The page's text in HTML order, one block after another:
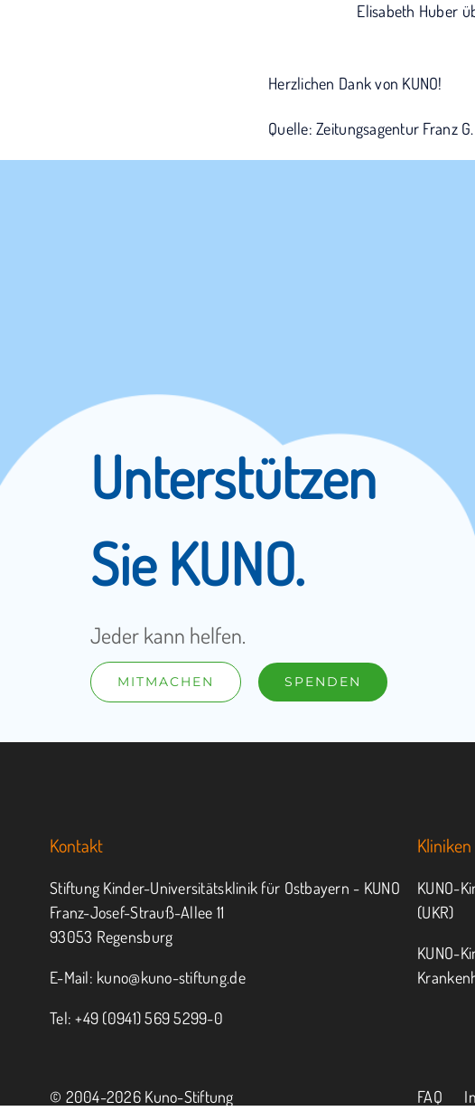
Elisabeth Huber
Herzlichen Dank von KUNO!
Quelle: Zeitungsagentur Franz
Unterstützen
Sie KUNO.
Jeder kann helfen.
MITMACHEN SPENDEN
Kontakt
Stiftung Kinder-Universitätsklinik für Ostbayern - KUNO
Franz-Josef-Strauß-Allee 11
93053 Regensburg
E-Mail: kuno@kuno-stiftung.de
Tel: +49 (0941) 569 5299-0
Kliniken
KUNO-
(UKR)
KUNO-
© 2004-2026 Kuno-Stiftung FAQ